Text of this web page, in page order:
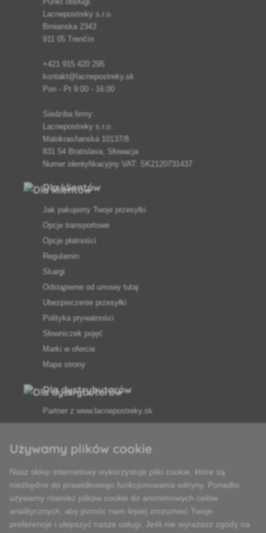
Lacnepostreky s.r.o.
Brnianska 2343
911 05 Trenčín
+421 915 420 295
kontakt@lacnepostreky.sk
Pon - Pt 9:00 - 16:00
Siedziba firmy:
Lacnepostreky s.r.o.
Malokrasňanská 10137/8
831 54 Bratislava, Słowacja
Numer identyfikacyjny VAT: SK2120731437
Dla klientów
Jak pakujemy Twoje przesyłki
Opcje transportowe
Opcje płatności
Regulamin
Skargi
Odstąpienie od umowy tutaj
Ubezpieczenie przesyłki
Polityka prywatności
Słowniczek pojęć
Marki w ofercie
Mapa strony
Dla dystrybutorów
Partner z www.lacnepostreky.sk
Zawsze służymy fachową poradą
Reklamacje są rozpatrywane w ciągu 24 godzin
Używamy plików cookie
Nasz sklep internetowy wykorzystuje pliki cookie, które są
niezbędne do prawidłowego funkcjonowania witryny. Ponadto
używamy również plików cookie do anonimowych celów
analitycznych, aby pomóc nam lepiej zrozumieć Twoje
preferencje i ulepszyć nasze usługi. Jeśli nie wyrażasz zgody na